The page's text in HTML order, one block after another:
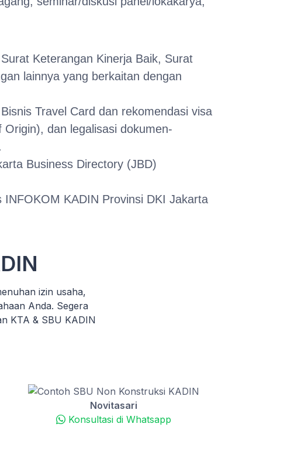
Keterangan Kinerja Baik, Surat
lainnya yang berkaitan dengan
Travel Card dan rekomendasi visa
dan legalisasi dokumen-
Business Directory (JBD)
KADIN Provinsi DKI Jakarta
izin usaha,
Anda. Segera
KTA & SBU KADIN
Novitasari
Konsultasi di Whatsapp